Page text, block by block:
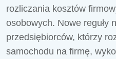
rozliczania kosztów
osobowych. Nowe reguły
przedsiębiorców, którzy
samochodu na firmę,